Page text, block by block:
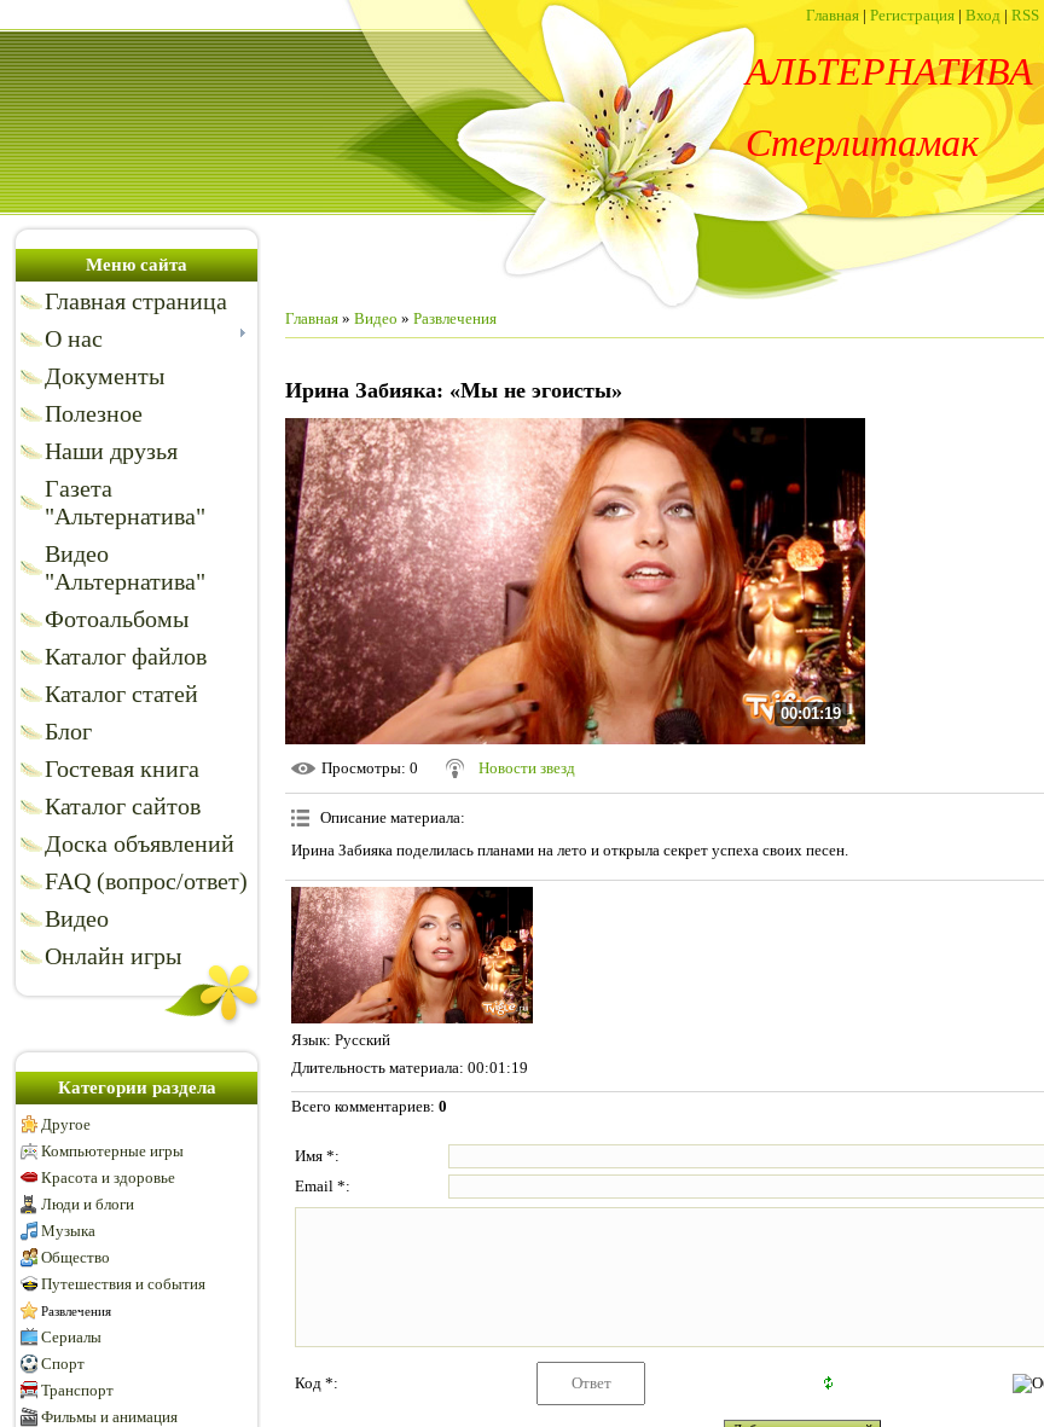
Главная | Регистрация | Вход | RSS
АЛЬТЕРНАТИВА
Стерлитамак
Меню сайта
Главная страница
О нас
Документы
Полезное
Наши друзья
Газета
"Альтернатива"
Видео
"Альтернатива"
Фотоальбомы
Каталог файлов
Каталог статей
Блог
Гостевая книга
Каталог сайтов
Доска объявлений
FAQ (вопрос/ответ)
Видео
Онлайн игры
Категории раздела
Другое
Компьютерные игры
Красота и здоровье
Люди и блоги
Музыка
Общество
Путешествия и события
Развлечения
Сериалы
Спорт
Транспорт
Фильмы и анимация
Главная » Видео » Развлечения
Ирина Забияка: «Мы не эгоисты»
00:01:19
Просмотры: 0 Новости звезд
Описание материала:
Ирина Забияка поделилась планами на лето и открыла секрет успеха своих песен.
Язык: Русский
Длительность материала: 00:01:19
Всего комментариев: 0
Имя *:
Email *:
Код *: